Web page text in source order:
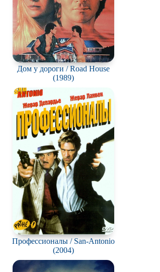
Дом у дороги / Road House
(1989)
Профессионалы / San-Antonio
(2004)